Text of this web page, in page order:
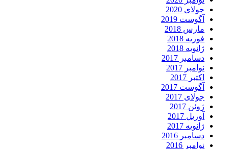
جولای 2020
آگوست 2019
مارس 2018
فوریه 2018
ژانویه 2018
دسامبر 2017
نوامبر 2017
اکتبر 2017
آگوست 2017
جولای 2017
ژوئن 2017
آوریل 2017
ژانویه 2017
دسامبر 2016
نوامبر 2016